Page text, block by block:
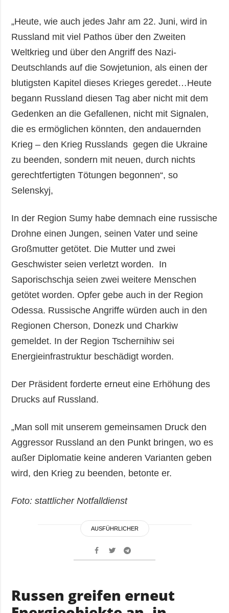
„Heute, wie auch jedes Jahr am 22. Juni, wird in
Russland mit viel Pathos über den Zweiten
Weltkrieg und über den Angriff des Nazi-
Deutschlands auf die Sowjetunion, als einen der
blutigsten Kapitel dieses Krieges geredet…Heute
begann Russland diesen Tag aber nicht mit dem
Gedenken an die Gefallenen, nicht mit Signalen,
die es ermöglichen könnten, den andauernden
Krieg – den Krieg Russlands gegen die Ukraine
zu beenden, sondern mit neuen, durch nichts
gerechtfertigten Tötungen begonnen“, so
Selenskyj,
In der Region Sumy habe demnach eine russische
Drohne einen Jungen, seinen Vater und seine
Großmutter getötet. Die Mutter und zwei
Geschwister seien verletzt worden. In
Saporischschja seien zwei weitere Menschen
getötet worden. Opfer gebe auch in der Region
Odessa. Russische Angriffe würden auch in den
Regionen Cherson, Donezk und Charkiw
gemeldet. In der Region Tschernihiw sei
Energieinfrastruktur beschädigt worden.
Der Präsident forderte erneut eine Erhöhung des
Drucks auf Russland.
„Man soll mit unserem gemeinsamen Druck den
Aggressor Russland an den Punkt bringen, wo es
außer Diplomatie keine anderen Varianten geben
wird, den Krieg zu beenden, betonte er.
Foto: stattlicher Notfalldienst
AUSFÜHRLICHER
Russen greifen erneut